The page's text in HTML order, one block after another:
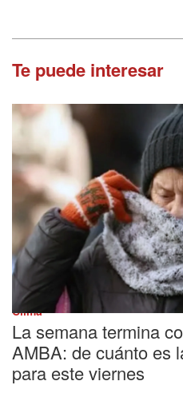
Te puede interesar
Clima
La semana termina
AMBA: de cuánto es
para este viernes